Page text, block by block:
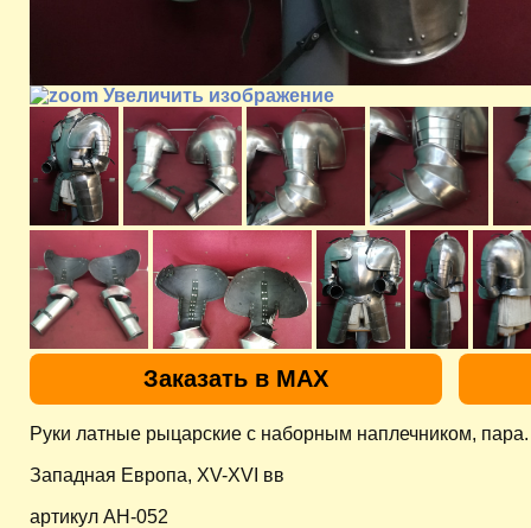
Увеличить изображение
Заказать в MAX
Руки латные рыцарские с наборным наплечником, пара.
Западная Европа, XV-XVI вв
артикул AH-052